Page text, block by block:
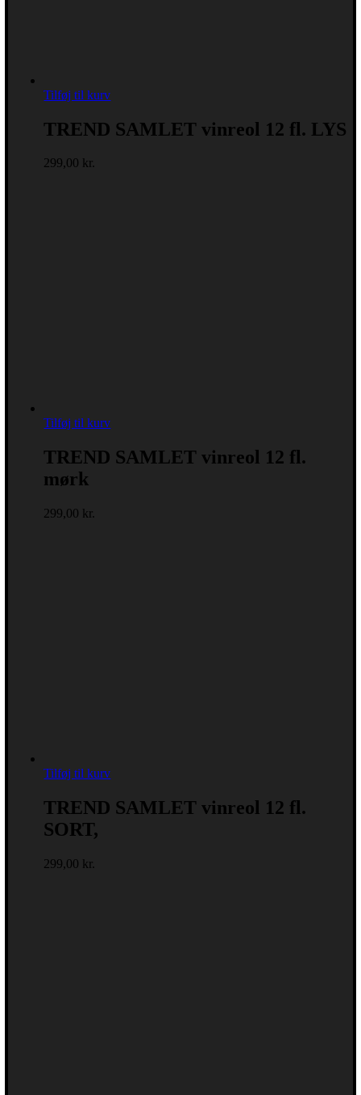
Tilføj til kurv
TREND SAMLET vinreol 12 fl. LYS
299,00 kr.
Tilføj til kurv
TREND SAMLET vinreol 12 fl.
mørk
299,00 kr.
Tilføj til kurv
TREND SAMLET vinreol 12 fl.
SORT,
299,00 kr.